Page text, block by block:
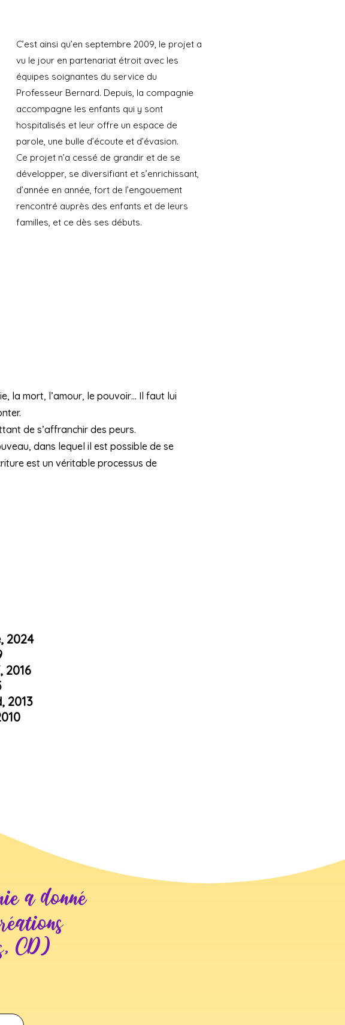
C’est ainsi qu’en septembre 2009, le projet a
vu le jour en partenariat étroit avec les
équipes soignantes du service du
Professeur Bernard. Depuis, la compagnie
accompagne les enfants qui y sont
hospitalisés et leur offre un espace de
parole, une bulle d’écoute et d’évasion.
Ce projet n’a cessé de grandir et de se
développer, se diversifiant et s’enrichissant,
d’année en année, fort de l’engouement
rencontré auprès des enfants et de leurs
familles, et ce dès ses débuts.
la mort, l’amour, le pouvoir… Il faut lui
de s’affranchir des peurs.
dans lequel il est possible de se
est un véritable processus de
2024
2016
2013
a donné
CD)